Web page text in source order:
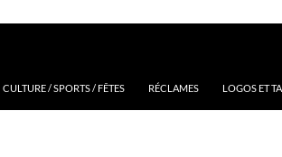
CULTURE / SPORTS / FÊTES RÉCLAMES LOGOS ET